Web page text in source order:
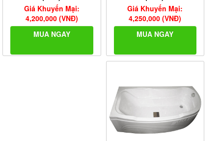
Giá Khuyến Mại:
4,200,000 (VNĐ)
MUA NGAY
Giá Khuyến Mại:
4,250,000 (VNĐ)
MUA NGAY